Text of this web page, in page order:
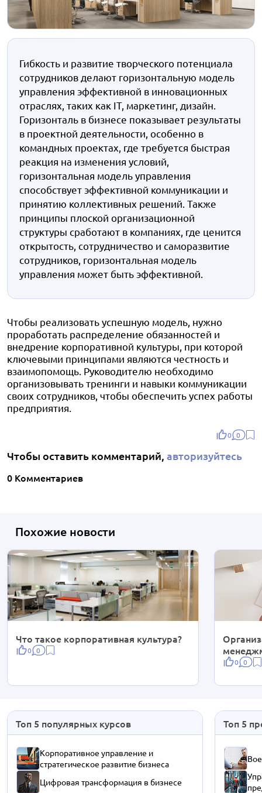
Гибкость и развитие творческого потенциала
сотрудников делают горизонтальную модель
управления эффективной в инновационных
отраслях, таких как IT, маркетинг, дизайн.
Горизонталь в бизнесе показывает результаты
в проектной деятельности, особенно в
командных проектах, где требуется быстрая
реакция на изменения условий,
горизонтальная модель управления
способствует эффективной коммуникации и
принятию коллективных решений. Также
принципы плоской организационной
структуры сработают в компаниях, где ценится
открытость, сотрудничество и саморазвитие
сотрудников, горизонтальная модель
управления может быть эффективной.
Чтобы реализовать успешную модель, нужно
проработать распределение обязанностей и
внедрение корпоративной культуры, при которой
ключевыми принципами являются честность и
взаимопомощь. Руководителю необходимо
организовывать тренинги и навыки коммуникации
своих сотрудников, чтобы обеспечить успех работы
предприятия.
0 0
Чтобы оставить комментарий, авторизуйтесь
0 Комментариев
Похожие новости
Что такое корпоративная культура?
0 0
0 0
Топ 5 популярных курсов
Корпоративное управление и
стратегическое развитие бизнеса
Цифровая трансформация в бизнесе
Топ 5